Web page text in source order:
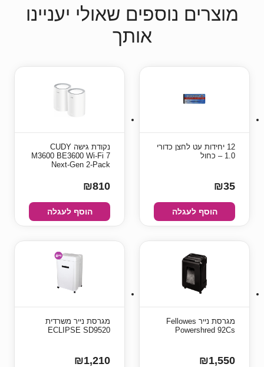
מוצרים נוספים שאולי יעניינו
אותך
12 יחידות עט לחצן כדורי
1.0 – כחול
₪35
הוסף לעגלה
‏נקודת גישה‏ CUDY
M3600 BE3600 Wi-Fi 7
Next-Gen 2-Pack
₪810
הוסף לעגלה
מגרסת נייר Fellowes
Powershred 92Cs
₪1,550
מגרסת נייר משרדית
ECLIPSE SD9520
₪1,210